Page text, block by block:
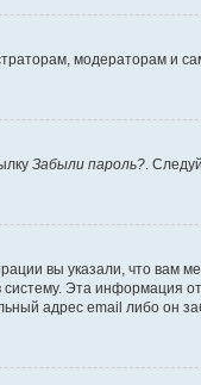
модераторам и
Забыли пароль? .
вы указали, что вам
Эта информация
адрес email либо он